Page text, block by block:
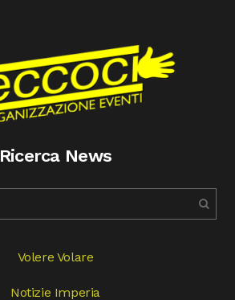
Ricerca News
Volere Volare
Notizie Imperia